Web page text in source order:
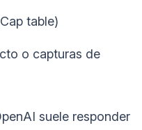
table)
o capturas de
suele responder